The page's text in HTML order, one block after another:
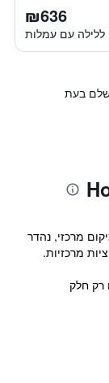
₪636
ללילה עם עמלות
בעת
מרכזי, נהדר
מרכזיות.
רק חלק